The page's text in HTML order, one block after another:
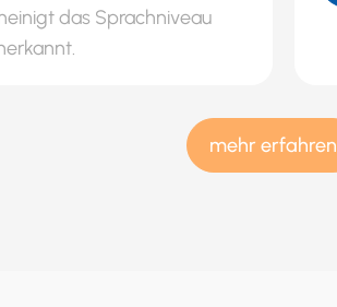
das Sprachniveau
mehr erfahren